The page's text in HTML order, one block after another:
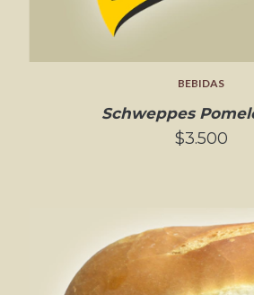
BEBIDAS
Schweppes
$3.500